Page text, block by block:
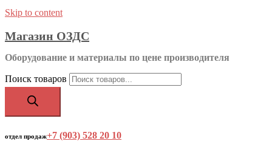
Skip to content
Магазин ОЗДС
Оборудование и материалы по цене производителя
Поиск товаров
отдел продаж+7 (903) 528 20 10